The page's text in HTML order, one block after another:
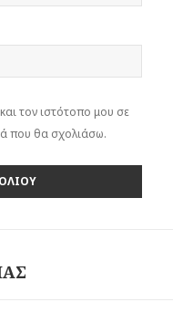
τον ιστότοπο μου σε
που θα σχολιάσω.